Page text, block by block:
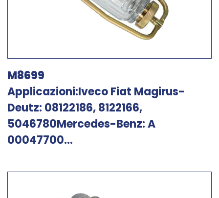
M8699
Applicazioni:Iveco Fiat Magirus-
Deutz: 08122186, 8122166,
5046780Mercedes-Benz: A
00047700...